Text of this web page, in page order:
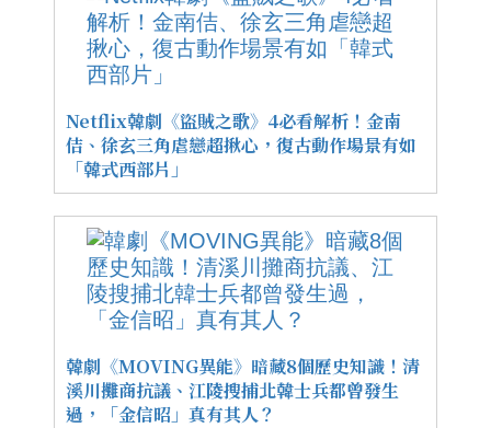
Netflix韓劇《盜賊之歌》4必看解析！金南
佶、徐玄三角虐戀超揪心，復古動作場景有如
「韓式西部片」
韓劇《MOVING異能》暗藏8個歷史知識！清
溪川攤商抗議、江陵搜捕北韓士兵都曾發生
過，「金信昭」真有其人？